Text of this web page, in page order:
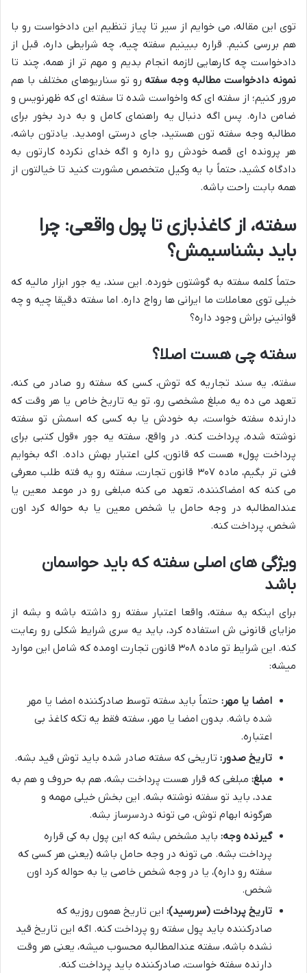
توی این مقاله، می خوایم از سیر تا پیاز تنظیم این دادخواست رو با
هم بررسی کنیم. قراره ببینیم سفته چیه، چه شرایطی داره، قبل از
دادخواست چه کارهایی لازمه انجام بدیم و مهم تر از همه، چند تا
نمونه دادخواست مطالبه وجه سفته رو تو سناریوهای مختلف با هم
مرور کنیم؛ از سفته ای که واخواست شده تا سفته ای که ظهرنویس و
ضامن داره. پس اگه دنبال یه راهنمای کامل و به درد بخور برای
مطالبه وجه سفته تون هستید، جای درستی اومدید. یادتون باشه،
هر پرونده ای قصه خودش رو داره و اگه خدای نکرده کارتون به
دادگاه کشید، حتماً با یه وکیل متخصص مشورت کنید تا خیالتون از
همه بابت راحت باشه.
سفته، از کاغذبازی تا پول واقعی: چرا
باید بشناسیمش؟
حتماً کلمه سفته به گوشتون خورده. این سند، یه جور ابزار مالیه که
خیلی توی معاملات ما ایرانی ها رواج داره. اما سفته دقیقا چیه و چه
قوانینی براش وجود داره؟
سفته چی هست اصلا؟
سفته، یه سند تجاریه که توش، کسی که سفته رو صادر می کنه،
تعهد می ده یه مبلغ مشخصی رو، تو یه تاریخ خاص یا هر وقت که
دارنده سفته خواست، به خودش یا به کسی که اسمش تو سفته
نوشته شده، پرداخت کنه. در واقع، سفته یه جور «قول کتبی برای
پرداخت پول» هست که قانون، کلی اعتبار بهش داده. اگه بخوایم
فنی تر بگیم، ماده ۳۰۷ قانون تجارت، سفته رو یه فته طلب معرفی
می کنه که امضاکننده، تعهد می کنه مبلغی رو در موعد معین یا
عندالمطالبه در وجه حامل یا شخص معین یا به حواله کرد اون
شخص، پرداخت کنه.
ویژگی های اصلی سفته که باید حواسمان
باشد
برای اینکه یه سفته، واقعا اعتبار سفته رو داشته باشه و بشه از
مزایای قانونی ش استفاده کرد، باید یه سری شرایط شکلی رو رعایت
کنه. این شرایط تو ماده ۳۰۸ قانون تجارت اومده که شامل این موارد
میشه:
امضا یا مهر: حتماً باید سفته توسط صادرکننده امضا یا مهر
شده باشه. بدون امضا یا مهر، سفته فقط یه تکه کاغذ بی
اعتباره.
تاریخ صدور: تاریخی که سفته صادر شده باید توش قید بشه.
مبلغ: مبلغی که قرار هست پرداخت بشه، هم به حروف و هم به
عدد، باید تو سفته نوشته بشه. این بخش خیلی مهمه و
هرگونه ابهام توش، می تونه دردسرساز بشه.
گیرنده وجه: باید مشخص بشه که این پول به کی قراره
پرداخت بشه. می تونه در وجه حامل باشه (یعنی هر کسی که
سفته رو داره)، یا در وجه شخص خاصی یا به حواله کرد اون
شخص.
تاریخ پرداخت (سررسید): این تاریخ همون روزیه که
صادرکننده باید پول سفته رو پرداخت کنه. اگه این تاریخ قید
نشده باشه، سفته عندالمطالبه محسوب میشه، یعنی هر وقت
دارنده سفته خواست، صادرکننده باید پرداخت کنه.